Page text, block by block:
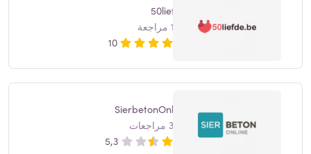
50liefde
10
SierbetonOnline
5,3